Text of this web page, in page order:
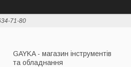
71-80
GAYKA - магазин інструментів
та обладнання